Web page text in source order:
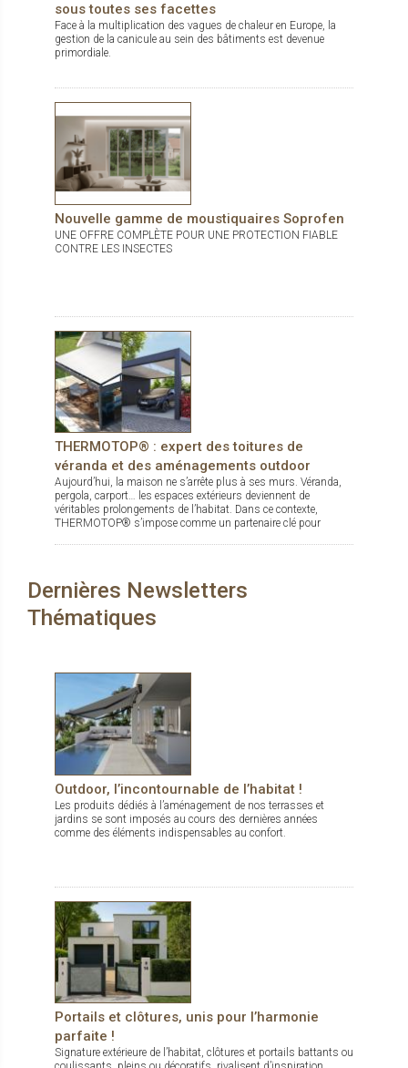
sous toutes ses facettes
Face à la multiplication des vagues de chaleur en Europe, la
gestion de la canicule au sein des bâtiments est devenue
primordiale.
Nouvelle gamme de moustiquaires Soprofen
UNE OFFRE COMPLÈTE POUR UNE PROTECTION FIABLE
CONTRE LES INSECTES
THERMOTOP® : expert des toitures de
véranda et des aménagements outdoor
Aujourd’hui, la maison ne s’arrête plus à ses murs. Véranda,
pergola, carport… les espaces extérieurs deviennent de
véritables prolongements de l’habitat. Dans ce contexte,
THERMOTOP® s’impose comme un partenaire clé pour
Dernières Newsletters
Thématiques
Outdoor, l’incontournable de l’habitat !
Les produits dédiés à l’aménagement de nos terrasses et
jardins se sont imposés au cours des dernières années
comme des éléments indispensables au confort.
Portails et clôtures, unis pour l’harmonie
parfaite !
Signature extérieure de l’habitat, clôtures et portails battants ou